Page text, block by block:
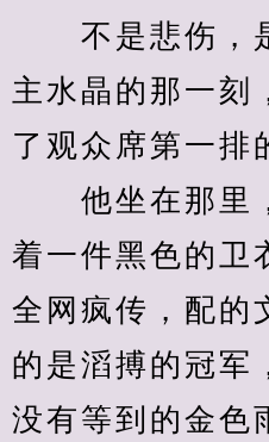
不是悲伤，
主水晶的那一刻
了观众席第一排
他坐在那里
着一件黑色的卫
全网疯传，配的
的是滔搏的冠军
没有等到的金色